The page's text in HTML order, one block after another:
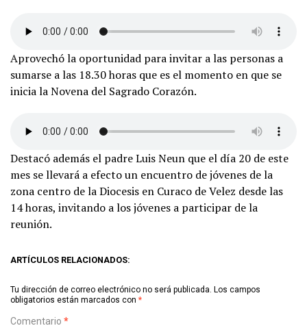
Aprovechó la oportunidad para invitar a las personas a
sumarse a las 18.30 horas que es el momento en que se
inicia la Novena del Sagrado Corazón.
Destacó además el padre Luis Neun que el día 20 de este
mes se llevará a efecto un encuentro de jóvenes de la
zona centro de la Diocesis en Curaco de Velez desde las
14 horas, invitando a los jóvenes a participar de la
reunión.
ARTÍCULOS RELACIONADOS:
Tu dirección de correo electrónico no será publicada. Los campos
obligatorios están marcados con *
Comentario *